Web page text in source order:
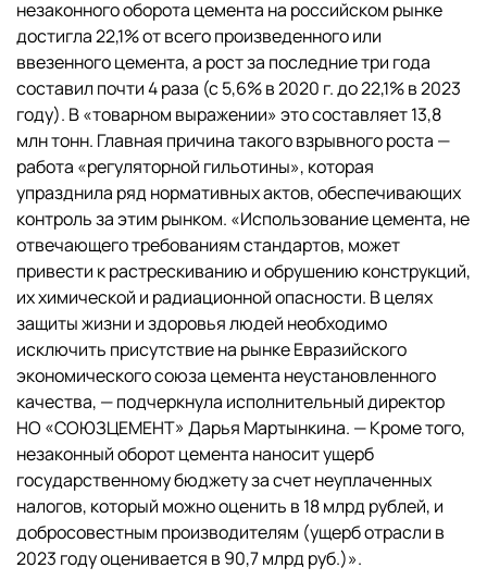
незаконного оборота цемента на российском рынке
достигла 22,1% от всего произведенного или
ввезенного цемента, а рост за последние три года
составил почти 4 раза (с 5,6% в 2020 г. до 22,1% в 2023
году). В «товарном выражении» это составляет 13,8
млн тонн. Главная причина такого взрывного роста —
работа «регуляторной гильотины», которая
упразднила ряд нормативных актов, обеспечивающих
контроль за этим рынком. «Использование цемента, не
отвечающего требованиям стандартов, может
привести к растрескиванию и обрушению конструкций,
их химической и радиационной опасности. В целях
защиты жизни и здоровья людей необходимо
исключить присутствие на рынке Евразийского
экономического союза цемента неустановленного
качества, — подчеркнула исполнительный директор
НО «СОЮЗЦЕМЕНТ» Дарья Мартынкина. — Кроме того,
незаконный оборот цемента наносит ущерб
государственному бюджету за счет неуплаченных
налогов, который можно оценить в 18 млрд рублей, и
добросовестным производителям (ущерб отрасли в
2023 году оценивается в 90,7 млрд руб.)».